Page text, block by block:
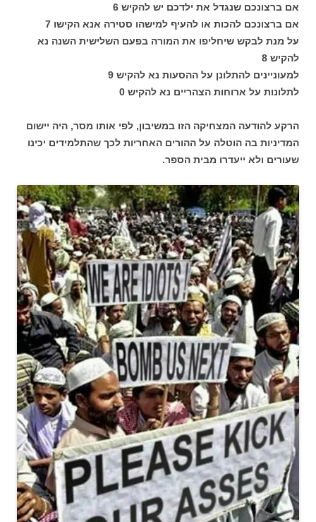
אם ברצונכם שנגדל את ילדכם יש להקיש 6
אם ברצונכם להכות או להעיף למישהו סטירה אנא הקישו 7
על מנת לבקש שיחליפו את המורה בפעם השלישית השנה נא
להקיש 8
למעוניינים להתלונן על ההסעות נא להקיש 9
לתלונות על ארוחות הצהריים נא להקיש 0
הרקע להודעה המצחיקה הזו במשיבון, לפי אותו מסר, היה יישום
המדיניות בה הוטלה על ההורים האחריות לכך שהתלמידים יכינו
שעורים ולא ייעדרו מבית הספר.